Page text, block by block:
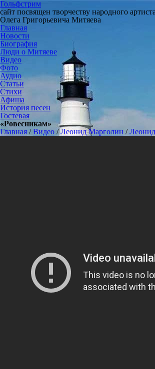
Гольфстрим
сайт посвящен творчеству народного
Олега Григорьевича Митяева
Главная
Новости
Биография
Люди о Митяеве
Видео
Фото
Аудио
Статьи
Стихи
Афиша
История песен
Гостевая
«Ровесникам»
Главная /Видео /Леонид Марголин /